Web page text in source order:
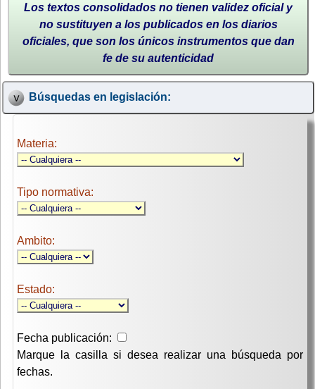
Los textos consolidados no tienen validez oficial y
no sustituyen a los publicados en los diarios
oficiales, que son los únicos instrumentos que dan
fe de su autenticidad
Búsquedas en legislación:
Materia:
Tipo normativa:
Ambito:
Estado:
Fecha publicación:
Marque la casilla si desea realizar una búsqueda por
fechas.